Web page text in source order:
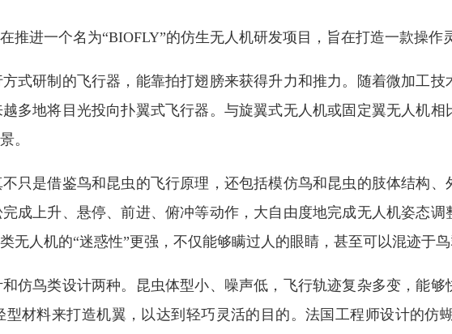
进一个名为“BIOFLY”的仿生无人机研发项目，旨在打造一款操作
研制的飞行器，能靠拍打翅膀来获得升力和推力。随着微加工技
多地将目光投向扑翼式飞行器。与旋翼式无人机或固定翼无人机
。
是借鉴鸟和昆虫的飞行原理，还包括模仿鸟和昆虫的肢体结构、
成上升、悬停、前进、俯冲等动作，大自由度地完成无人机姿态
无人机的“迷惑性”更强，不仅能够瞒过人的眼睛，甚至可以混迹于鸟
鸟类设计两种。昆虫体型小、噪声低，飞行轨迹复杂多变，能够
材料来打造机翼，以达到轻巧灵活的目的。法国工程师设计的仿